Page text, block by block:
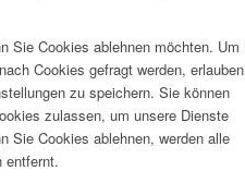
Sie Cookies ablehnen möchten. Um
Cookies gefragt werden, erlauben
zu speichern. Sie können
zulassen, um unsere Dienste
Sie Cookies ablehnen, werden alle
entfernt.